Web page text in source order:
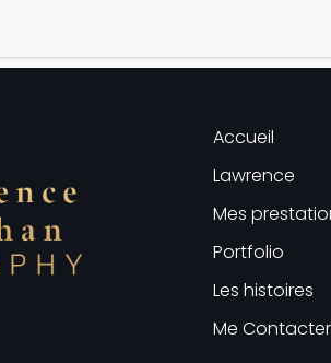
Accueil
Lawrence
Mes
Portfolio
Les histoires
Me Contacter